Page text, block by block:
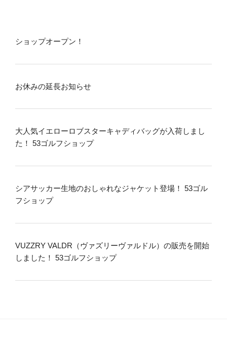
ショップオープン！
お休みの延長お知らせ
大人気イエローロブスターキャディバッグが入荷しまし
た！ 53ゴルフショップ
シアサッカー生地のおしゃれなジャケット登場！ 53ゴル
フショップ
VUZZRY VALDR（ヴァズリーヴァルドル）の販売を開始
しました！ 53ゴルフショップ